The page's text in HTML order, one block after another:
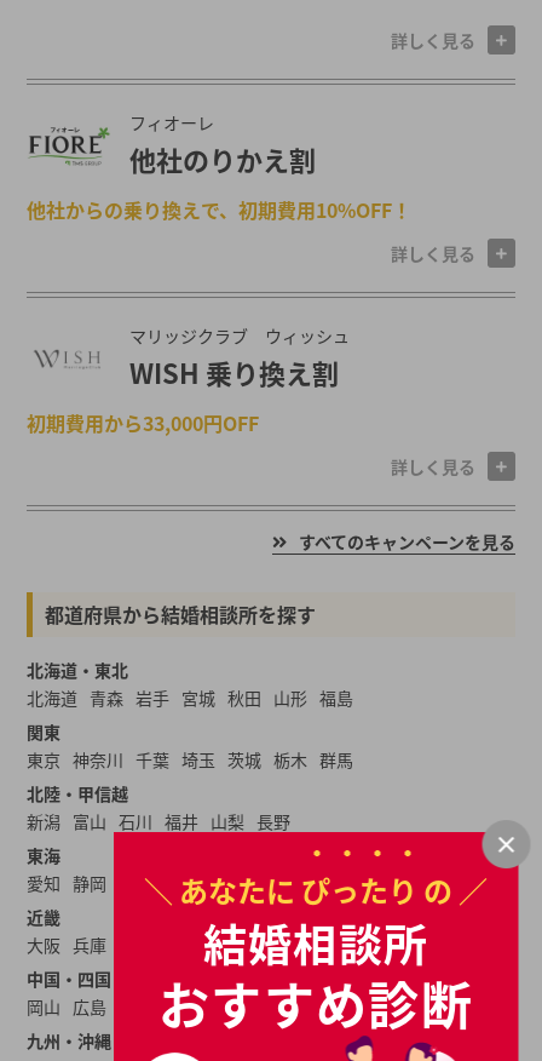
詳しく見る
フィオーレ
他社のりかえ割
他社からの乗り換えで、初期費用10%OFF！
詳しく見る
マリッジクラブ ウィッシュ
WISH 乗り換え割
初期費用から33,000円OFF
詳しく見る
すべてのキャンペーンを見る
都道府県から結婚相談所を探す
北海道・東北
北海道 青森 岩手 宮城 秋田 山形 福島
関東
東京 神奈川 千葉 埼玉 茨城 栃木 群馬
北陸・甲信越
新潟 富山 石川 福井 山梨 長野
東海
愛知 静岡 岐阜
三重
近畿
大阪 兵庫 滋賀 和歌山
中国・四国
岡山 広島 島根 鳥取 愛媛 香川 高知 徳島
九州・沖縄
＼ あなたに ぴったり の ／
結婚相談所
おすすめ診断